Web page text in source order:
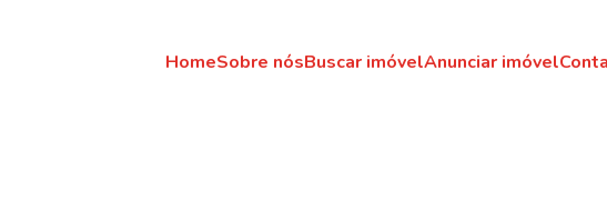
HomeSobre nósBuscar imóvelAnunciar imóvel